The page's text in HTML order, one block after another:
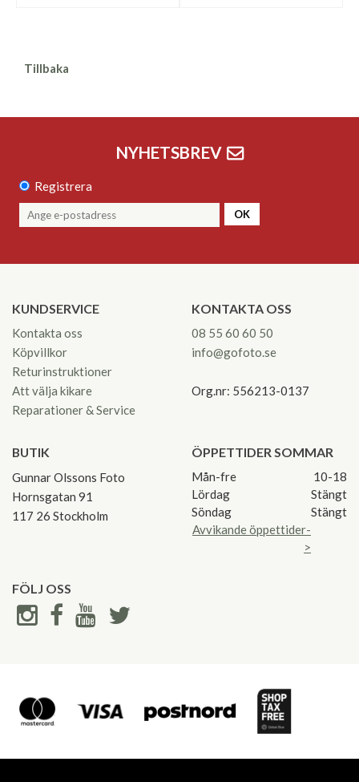
Tillbaka
NYHETSBREV
Registrera
OK
KUNDSERVICE
Kontakta oss
Köpvillkor
Returinstruktioner
Att välja kikare
Reparationer & Service
KONTAKTA OSS
08 55 60 60 50
info@gofoto.se
Org.nr: 556213-0137
BUTIK
Gunnar Olssons Foto
Hornsgatan 91
117 26 Stockholm
ÖPPETTIDER SOMMAR
Mån-fre
10-18
Lördag
Stängt
Söndag
Stängt
Avvikande öppettider-
>
FÖLJ OSS